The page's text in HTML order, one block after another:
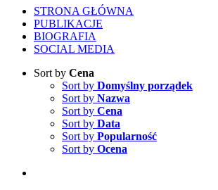
STRONA GŁÓWNA
PUBLIKACJE
BIOGRAFIA
SOCIAL MEDIA
Sort by Cena
Sort by Domyślny porządek
Sort by Nazwa
Sort by Cena
Sort by Data
Sort by Popularność
Sort by Ocena